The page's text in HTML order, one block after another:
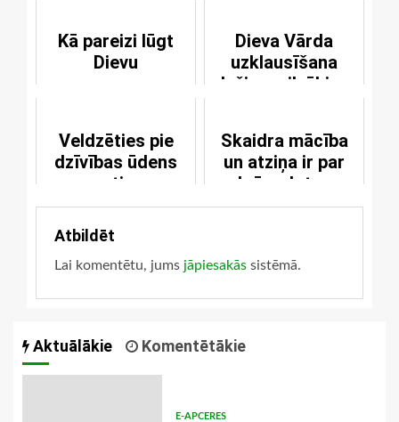
Kā pareizi lūgt
Dievu
Dieva Vārda
uzklausīšana
dažiem cilvēkiem
Veldzēties pie
dzīvības ūdens
avotiem
Skaidra mācība
un atziņa ir par
brīvu dotas
dievišķās
Atbildēt
Lai komentētu, jums jāpiesakās sistēmā.
Aktuālākie Komentētākie
E-APCERES